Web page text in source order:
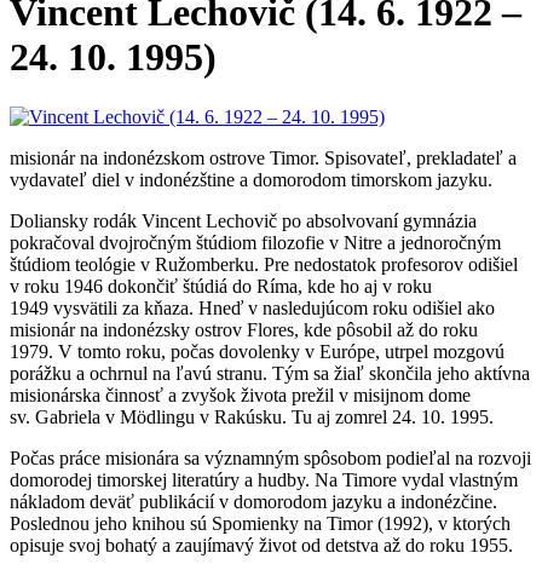
Vincent Lechovič (14. 6. 1922 –
24. 10. 1995)
misionár na indonézskom ostrove Timor. Spisovateľ, prekladateľ a
vydavateľ diel v indonézštine a domorodom timorskom jazyku.
Doliansky rodák Vincent Lechovič po absolvovaní gymnázia
pokračoval dvojročným štúdiom filozofie v Nitre a jednoročným
štúdiom teológie v Ružomberku. Pre nedostatok profesorov odišiel
v roku 1946 dokončiť štúdiá do Ríma, kde ho aj v roku
1949 vysvätili za kňaza. Hneď v nasledujúcom roku odišiel ako
misionár na indonézsky ostrov Flores, kde pôsobil až do roku
1979. V tomto roku, počas dovolenky v Európe, utrpel mozgovú
porážku a ochrnul na ľavú stranu. Tým sa žiaľ skončila jeho aktívna
misionárska činnosť a zvyšok života prežil v misijnom dome
sv. Gabriela v Mödlingu v Rakúsku. Tu aj zomrel 24. 10. 1995.
Počas práce misionára sa významným spôsobom podieľal na rozvoji
domorodej timorskej literatúry a hudby. Na Timore vydal vlastným
nákladom deväť publikácií v domorodom jazyku a indonézčine.
Poslednou jeho knihou sú Spomienky na Timor (1992), v ktorých
opisuje svoj bohatý a zaujímavý život od detstva až do roku 1955.